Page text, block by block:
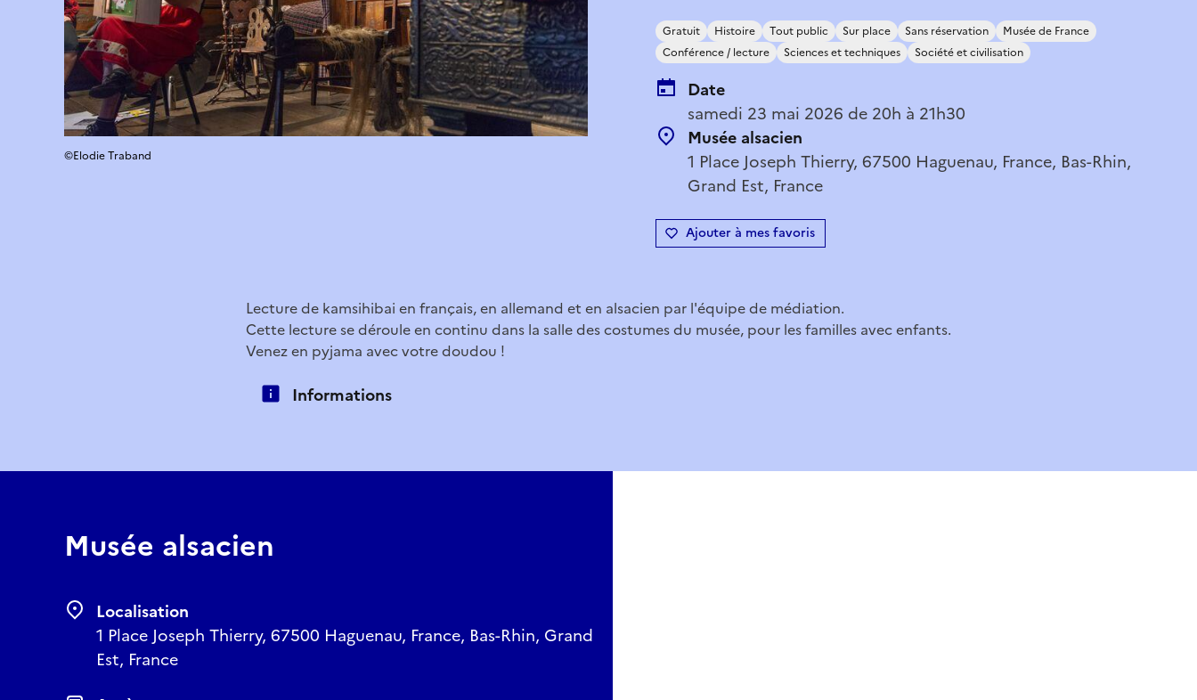
Gratuit Histoire Tout public Sur place Sans réservation
Musée de France
Conférence / lecture
Sciences et techniques Société et civilisation
Date
samedi 23 mai 2026 de 20h à 21h30
Musée alsacien
1 Place Joseph Thierry, 67500 Haguenau, France, Bas-Rhin,
Grand Est, France
Ajouter à mes favoris
©Elodie Traband
Lecture de kamsihibai en français, en allemand et en alsacien par l'équipe de médiation.
Cette lecture se déroule en continu dans la salle des costumes du musée, pour les familles avec enfants.
Venez en pyjama avec votre doudou !
Informations
Musée alsacien
Localisation
1 Place Joseph Thierry, 67500 Haguenau, France, Bas-Rhin, Grand
Est, France